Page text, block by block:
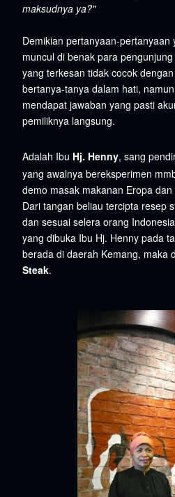
maksudnya ya?"
Demikian pertanyaan-pertanyaan
muncul di benak para
yang terkesan tidak cocok
bertanya-tanya dalam hati,
mendapat jawaban yang pasti
pemiliknya langsung.
Adalah Ibu Hj. Henny, sang
yang awalnya bereksperimen
demo masak makanan Eropa
Dari tangan beliau tercipta resep
dan sesuai selera orang
yang dibuka Ibu Hj. Henny pada
berada di daerah Kemang, maka
Steak.